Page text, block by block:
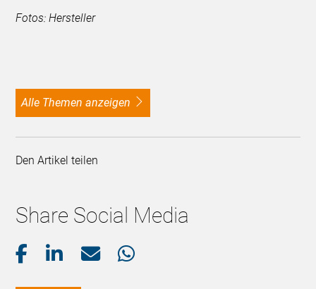
Fotos: Hersteller
alle Themen anzeigen
Den Artikel teilen
Share Social Media